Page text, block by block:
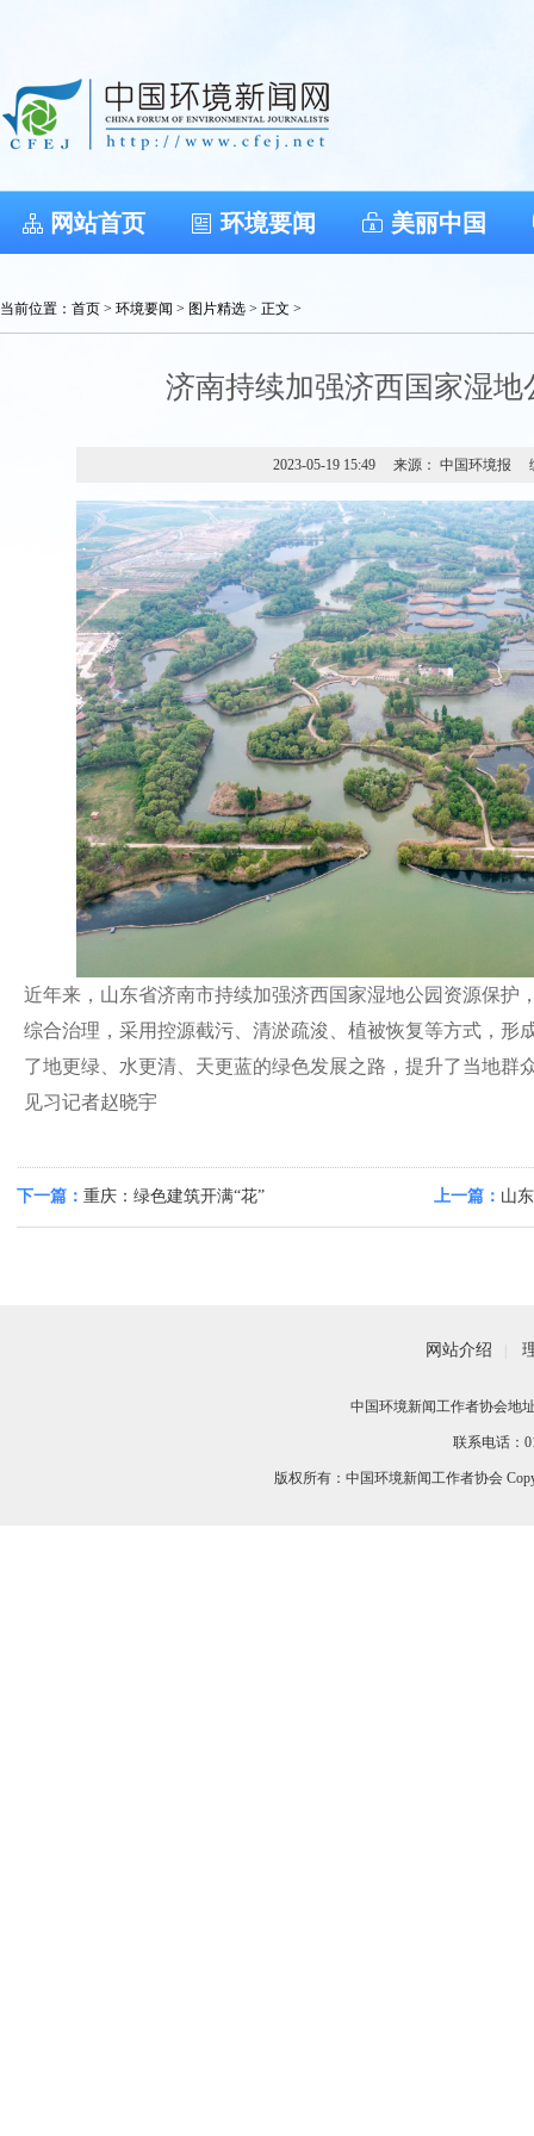
网站首页 环境要闻 美丽中国
当前位置： 首页 > 环境要闻 > 图片精选 > 正文 >
济南持续加强济西国家湿地
2023-05-19 15:49 来源： 中国环境报
近年来，山东省济南市持续加强济西国家湿地公园资源保护
综合治理，采用控源截污、清淤疏浚、植被恢复等方式，形
了地更绿、水更清、天更蓝的绿色发展之路，提升了当地群
见习记者赵晓宇
下一篇： 重庆：绿色建筑开满“花” 上一篇： 山
网站介绍
中国环境新闻工作者协会地
联系电话：
版权所有：中国环境新闻工作者协会